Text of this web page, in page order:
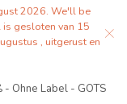
2026. We'll be
is gesloten van 15
, uitgerust en
Ohne Label - GOTS